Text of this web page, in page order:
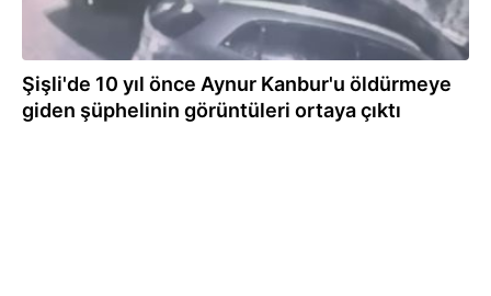
Şişli'de 10 yıl önce Aynur Kanbur'u öldürmeye
giden şüphelinin görüntüleri ortaya çıktı